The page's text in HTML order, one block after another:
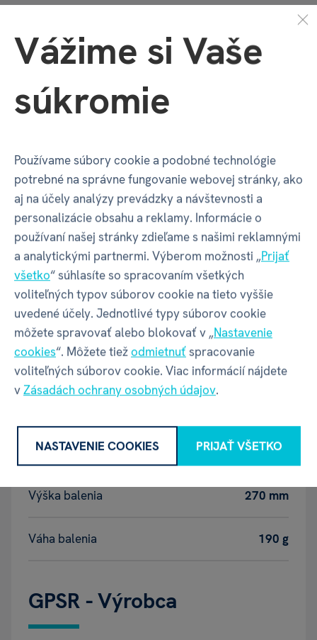
TRIČKO - TOTO TRIČKO MI DAL NIEKTO...
Vlastnosti
Kód produktu 34612
EAN 8590228080097
Katalógové číslo U9
Veľkosť
Balenie produktu
Hĺbka balenia 22 mm
Výška balenia 270 mm
Váha balenia 190 g
GPSR - Výrobca
Vážime si Vaše
súkromie
Používame súbory cookie a podobné technológie
potrebné na správne fungovanie webovej stránky, ako
aj na účely analýzy prevádzky a návštevnosti a
personalizácie obsahu a reklamy. Informácie o
používaní našej stránky zdieľame s našimi reklamnými
a analytickými partnermi. Výberom možnosti „Prijať
všetko“ súhlasíte so spracovaním všetkých
voliteľných typov súborov cookie na tieto vyššie
uvedené účely. Jednotlivé typy súborov cookie
môžete spravovať alebo blokovať v „Nastavenie
cookies“. Môžete tiežodmietnuťspracovanie
voliteľných súborov cookie. Viac informácií nájdete
vZásadách ochrany osobných údajov.
NASTAVENIE COOKIES PRIJAŤ VŠETKO